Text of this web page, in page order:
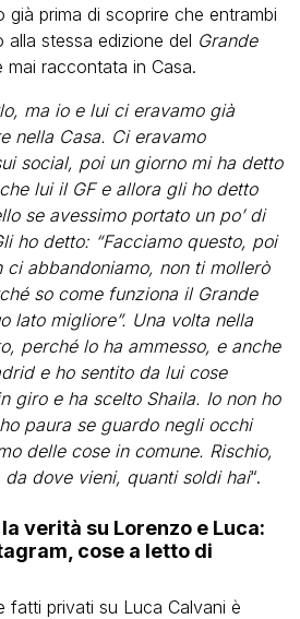
prima di scoprire che entrambi
stessa edizione del Grande
mai raccontata in Casa.
ma io e lui ci eravamo già
nella Casa. Ci eravamo
social, poi un giorno mi ha detto
lui il GF e allora gli ho detto
se avessimo portato un po’ di
ho detto: “Facciamo questo, poi
ci abbandoniamo, non ti mollerò
so come funziona il Grande
lato migliore”. Una volta nella
perché lo ha ammesso, e anche
e ho sentito da lui cose
giro e ha scelto Shaila. Io non ho
paura se guardo negli occhi
delle cose in comune. Rischio,
dove vieni, quanti soldi hai“.
verità su Lorenzo e Luca:
cose a letto di
fatti privati su Luca Calvani è